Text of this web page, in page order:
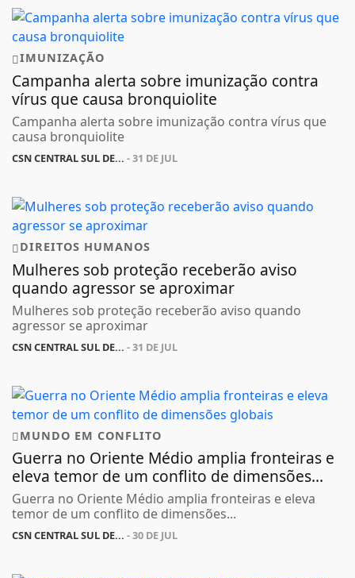
IMUNIZAÇÃO
Campanha alerta sobre imunização contra
vírus que causa bronquiolite
Campanha alerta sobre imunização contra vírus que
causa bronquiolite
CSN CENTRAL SUL DE... - 31 DE JUL
DIREITOS HUMANOS
Mulheres sob proteção receberão aviso
quando agressor se aproximar
Mulheres sob proteção receberão aviso quando
agressor se aproximar
CSN CENTRAL SUL DE... - 31 DE JUL
MUNDO EM CONFLITO
Guerra no Oriente Médio amplia fronteiras e
eleva temor de um conflito de dimensões...
Guerra no Oriente Médio amplia fronteiras e eleva
temor de um conflito de dimensões...
CSN CENTRAL SUL DE... - 30 DE JUL